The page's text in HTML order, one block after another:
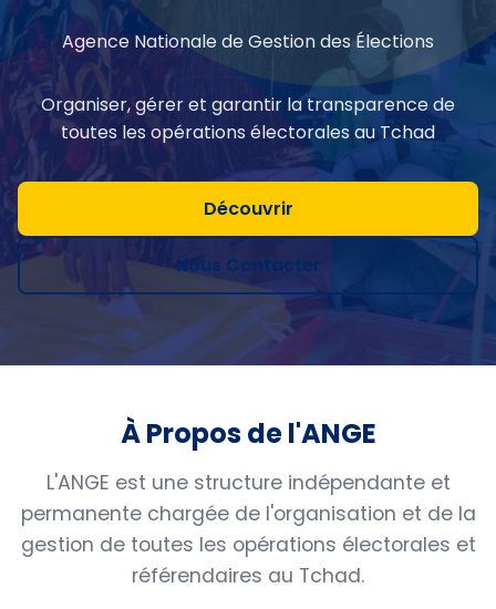
Agence Nationale de Gestion des Élections
Organiser, gérer et garantir la transparence de
toutes les opérations électorales au Tchad
Découvrir
Nous Contacter
À Propos de l'ANGE
L'ANGE est une structure indépendante et
permanente chargée de l'organisation et de la
gestion de toutes les opérations électorales et
référendaires au Tchad.